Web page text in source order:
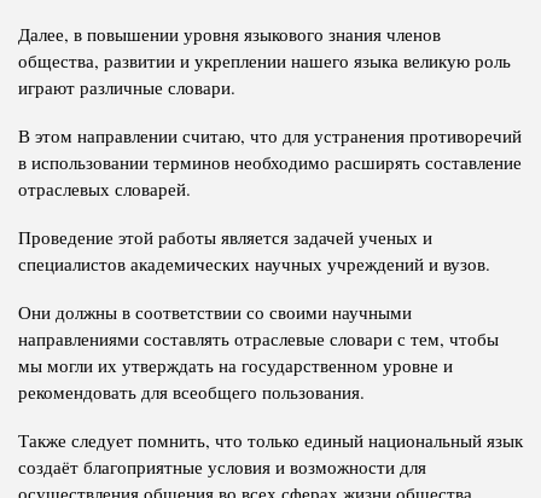
Далее, в повышении уровня языкового знания членов
общества, развитии и укреплении нашего языка великую роль
играют различные словари.
В этом направлении считаю, что для устранения противоречий
в использовании терминов необходимо расширять составление
отраслевых словарей.
Проведение этой работы является задачей ученых и
специалистов академических научных учреждений и вузов.
Они должны в соответствии со своими научными
направлениями составлять отраслевые словари с тем, чтобы
мы могли их утверждать на государственном уровне и
рекомендовать для всеобщего пользования.
Также следует помнить, что только единый национальный язык
создаёт благоприятные условия и возможности для